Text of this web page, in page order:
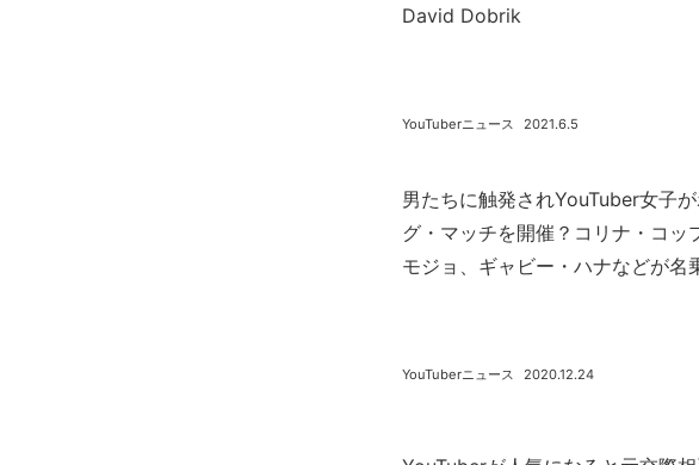
David Dobrik
男たちに触発されYouTuber女子
グ・マッチを開催？コリナ・コッ
モジョ、ギャビー・ハナなどが名
2021.6.5
YouTuberニュース
2020.12.24
YouTuberニュース